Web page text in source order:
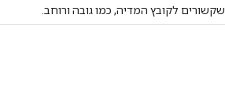
לקובץ המדיה, כמו גובה ורוחב.